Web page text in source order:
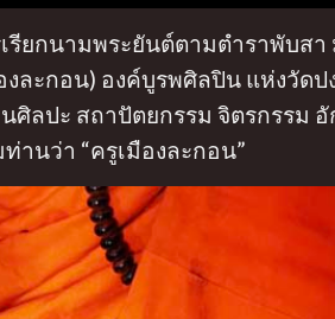
รียกนามพระยันต์ตามตำราพับส
ละกอน) องค์บูรพศิลปิน แห่งวัดป
ศิลปะ สถาปัตยกรรม จิตรกรรม
านว่า “ครูเมืองละกอน”